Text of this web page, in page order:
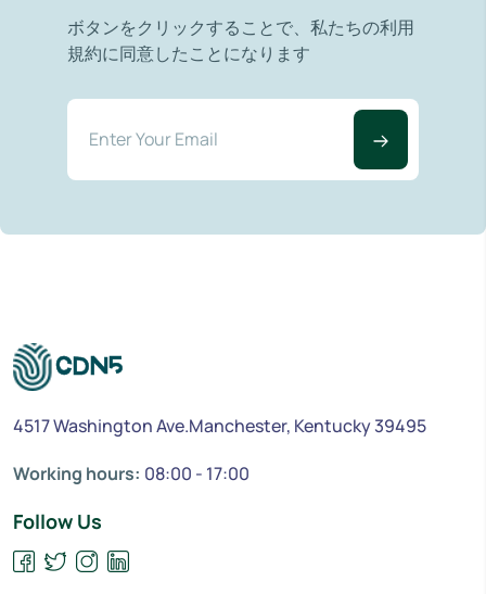
ボタンをクリックすることで、私たちの利用
規約に同意したことになります
4517 Washington Ave.Manchester, Kentucky 39495
Working hours: 08:00 - 17:00
Follow Us